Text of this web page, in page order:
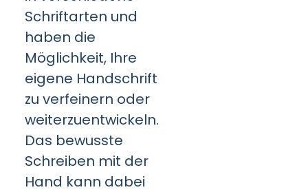
Schriftarten und
haben die
Möglichkeit, Ihre
eigene Handschrift
zu verfeinern oder
weiterzuentwickeln.
Das bewusste
Schreiben mit der
Hand kann dabei